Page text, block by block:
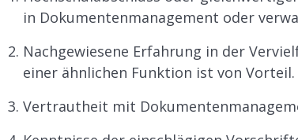
in Dokumentenmanagement oder
Nachgewiesene Erfahrung in der
einer ähnlichen Funktion ist von Vorteil.
Vertrautheit mit